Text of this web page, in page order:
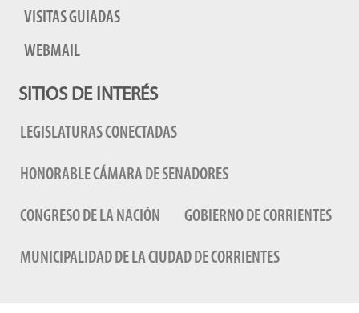
VISITAS GUIADAS
WEBMAIL
SITIOS DE INTERÉS
LEGISLATURAS CONECTADAS
HONORABLE CÁMARA DE SENADORES
CONGRESO DE LA NACIÓN GOBIERNO DE CORRIENTES
MUNICIPALIDAD DE LA CIUDAD DE CORRIENTES